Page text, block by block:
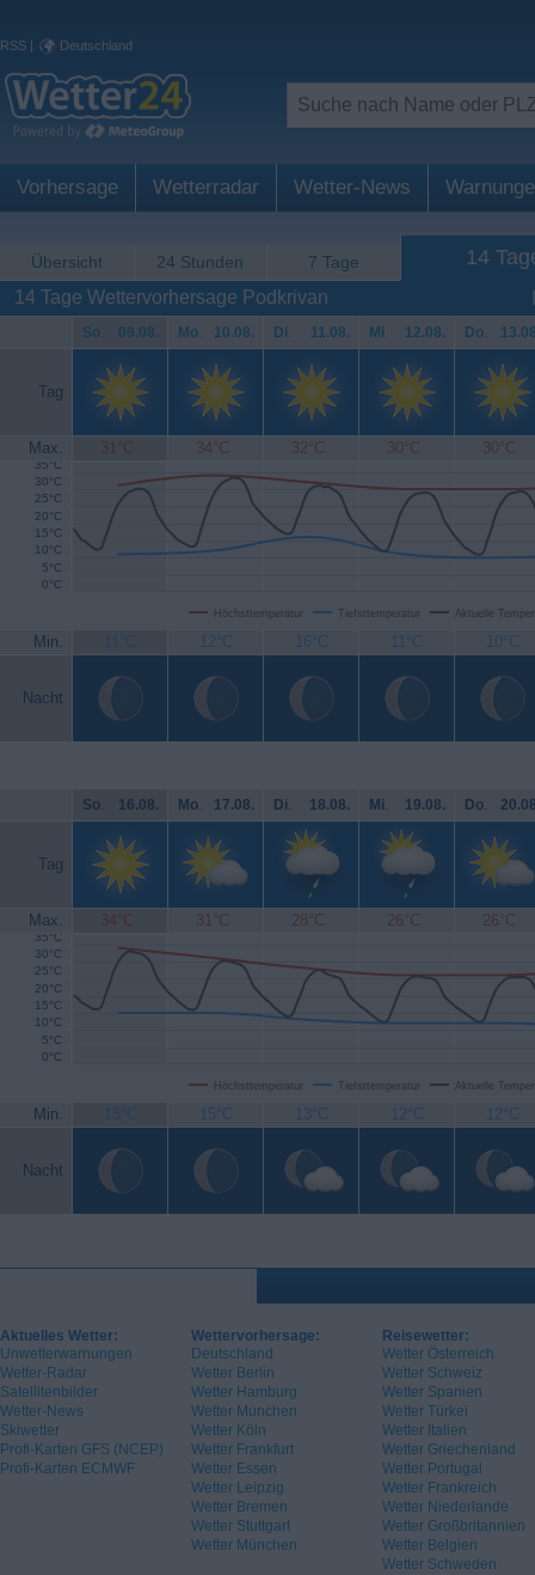
RSS | Deutschland
Vorhersage Wetterradar Wetter-News
Übersicht 24 Stunden 7 Tage 14
14 Tage Wettervorhersage Podkrivan
So. 09.08. Mo. 10.08. Di. 11.08. Mi. 12.08. Do.
Tag
Max. 31°C 34°C 32°C 30°C 30°C
Höchsttemperatur Tiefsttemperatur Aktuelle
0°C
5°C
10°C
15°C
20°C
25°C
30°C
35°C
Min. 11°C 12°C 16°C 11°C 10°C
Nacht
So. 16.08. Mo. 17.08. Di. 18.08. Mi. 19.08. Do.
Tag
Max. 34°C 31°C 28°C 26°C 26°C
Höchsttemperatur Tiefsttemperatur Aktuelle
0°C
5°C
10°C
15°C
20°C
25°C
30°C
35°C
Min. 15°C 15°C 13°C 12°C 12°C
Nacht
Aktuelles Wetter:
Unwetterwarnungen
Wetter-Radar
Satellitenbilder
Wetter-News
Skiwetter
Profi-Karten GFS (NCEP)
Profi-Karten ECMWF
Wettervorhersage:
Deutschland
Wetter Berlin
Wetter Hamburg
Wetter München
Wetter Köln
Wetter Frankfurt
Wetter Essen
Wetter Leipzig
Wetter Bremen
Wetter Stuttgart
Wetter München
Reisewetter:
Wetter Österreich
Wetter Schweiz
Wetter Spanien
Wetter Türkei
Wetter Italien
Wetter Griechenland
Wetter Portugal
Wetter Frankreich
Wetter Niederlande
Wetter Großbritannien
Wetter Belgien
Wetter Schweden